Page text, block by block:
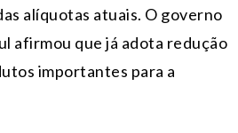
alíquotas atuais. O governo
afirmou que já adota redução
importantes para a